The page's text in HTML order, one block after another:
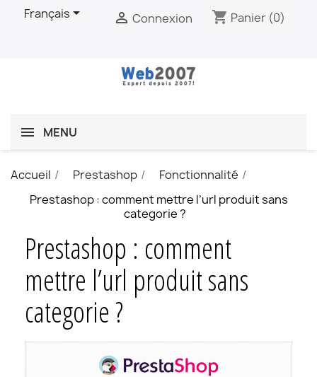
Français  Connexion shopping_cart Panier (0)
MENU
Accueil Prestashop
Fonctionnalité
Prestashop : comment mettre l’url produit sans
categorie ?
Prestashop : comment
mettre l’url produit sans
categorie ?